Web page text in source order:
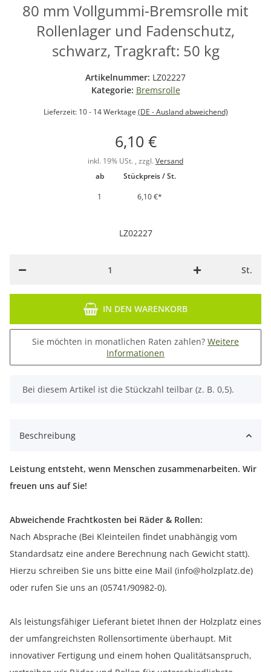
80 mm Vollgummi-Bremsrolle mit
Rollenlager und Fadenschutz,
schwarz, Tragkraft: 50 kg
Artikelnummer: LZ02227
Kategorie: Bremsrolle
Lieferzeit: 10 - 14 Werktage (DE - Ausland abweichend)
6,10 €
inkl. 19% USt. , zzgl. Versand
ab
Stückpreis / St.
1
6,10 €*
LZ02227
St.
IN DEN WARENKORB
Sie möchten in monatlichen Raten zahlen? Weitere
Informationen
x
Bei diesem Artikel ist die Stückzahl teilbar (z. B. 0,5).
Beschreibung
Leistung entsteht, wenn Menschen zusammenarbeiten. Wir
freuen uns auf Sie!
Abweichende Frachtkosten bei Räder & Rollen:
Nach Absprache (Bei Kleinteilen findet unabhängig vom
Standardsatz eine andere Berechnung nach Gewicht statt).
Hierzu schreiben Sie uns bitte eine Mail (info@holzplatz.de)
oder rufen Sie uns an (05741/90982-0).
Als leistungsfähiger Lieferant bietet Ihnen der Holzplatz eines
der umfangreichsten Rollensortimente überhaupt. Mit
innovativer Fertigung und einem hohen Qualitätsanspruch,